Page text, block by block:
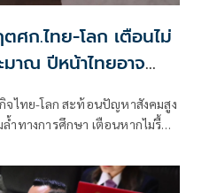
ก.ไทย-โลก เตือนไม่
มาณ ปีหน้าไทยอาจ
จไทย-โลก สะท้อนปัญหาสังคมสูง
ำทางการศึกษา เตือนหากไม่รื้อ
มืองด่วน